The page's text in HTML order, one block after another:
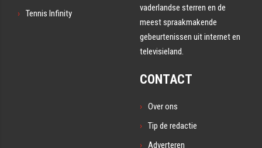
Tennis Infinity
vaderlandse sterren en de
meest spraakmakende
gebeurtenissen uit internet en
televisieland.
CONTACT
Over ons
Tip de redactie
Adverteren